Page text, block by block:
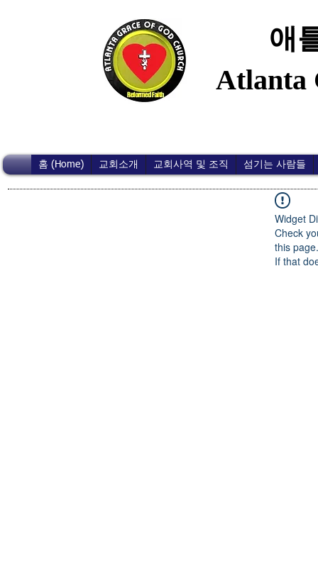
애
Atlanta
홈 (Home) 교회소개 교회사역 및 조직 섬기는 사람들
Widget
Check
this page.
If that